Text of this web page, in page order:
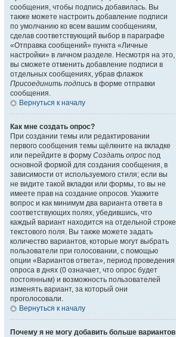
сообщения, чтобы подпись добавилась. Вы
также можете настроить добавление подписи
по умолчанию ко всем вашим сообщениям,
сделав соответствующий выбор в параграфе
«Отправка сообщений» пункта «Личные
настройки» в личном разделе. Несмотря на это,
вы сможете отменить добавление подписи в
отдельных сообщениях, убрав флажок
Присоединить подпись в форме отправки
сообщения.
Вернуться к началу
Как мне создать опрос?
При создании темы или редактировании
первого сообщения темы щёлкните на вкладке
или перейдите в форму Создать опрос под
основной формой для создания сообщения, в
зависимости от используемого стиля; если вы
не видите такой вкладки или формы, то вы не
имеете прав на создание опросов. Укажите
вопрос и как минимум два варианта ответа в
соответствующих полях, убедившись, что
каждый вариант находится на отдельной строке
текстового поля. Вы также можете задать
количество вариантов, которые могут выбрать
пользователи при голосовании, с помощью
опции «Вариантов ответа», период проведения
опроса в днях (0 означает, что опрос будет
постоянным) и возможность пользователей
изменять вариант, за который они
проголосовали.
Вернуться к началу
Почему я не могу добавить больше вариантов